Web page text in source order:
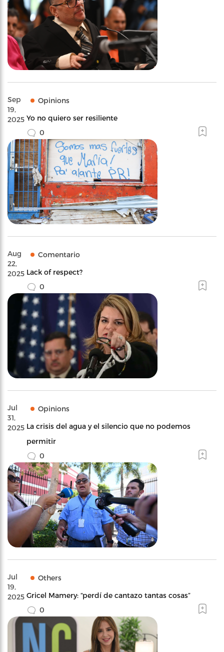
Sep
19,
2025
Opinions
Yo no quiero ser resiliente
0
Aug
22,
2025
Comentario
Lack of respect?
0
Jul
31,
2025
Opinions
La crisis del agua y el silencio que no podemos
permitir
0
Jul
19,
2025
Others
Gricel Mamery: “perdí de cantazo tantas cosas”
0